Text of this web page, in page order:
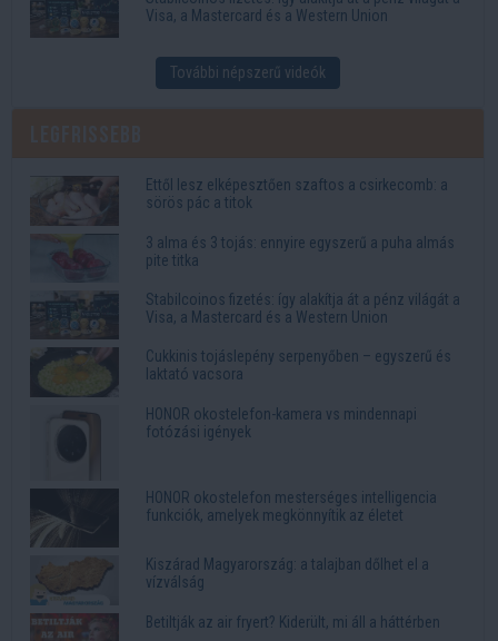
Visa, a Mastercard és a Western Union
További népszerű videók
Ettől lesz elképesztően szaftos a csirkecomb: a
sörös pác a titok
3 alma és 3 tojás: ennyire egyszerű a puha almás
pite titka
Stabilcoinos fizetés: így alakítja át a pénz világát a
Visa, a Mastercard és a Western Union
Cukkinis tojáslepény serpenyőben – egyszerű és
laktató vacsora
HONOR okostelefon-kamera vs mindennapi
fotózási igények
HONOR okostelefon mesterséges intelligencia
funkciók, amelyek megkönnyítik az életet
Kiszárad Magyarország: a talajban dőlhet el a
vízválság
Betiltják az air fryert? Kiderült, mi áll a háttérben